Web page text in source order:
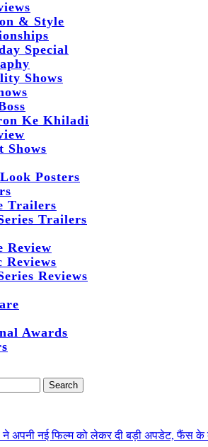
& Style
Special
Shows
Ke Khiladi
Shows
Posters
Trailers
Trailers
Review
Reviews
Reviews
Awards
ने अपनी नई फिल्म को लेकर दी बड़ी अपडेट, फैंस के